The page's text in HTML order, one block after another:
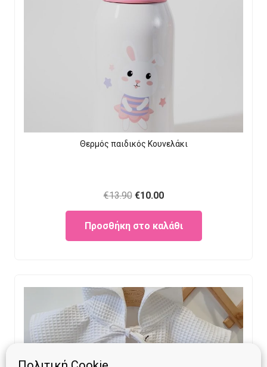
Θερμός παιδικός Κουνελάκι
€13.90 Original
price
was:
€13.90.
€10.00Current
price
is:
€10.00.
Προσθήκη στο καλάθι